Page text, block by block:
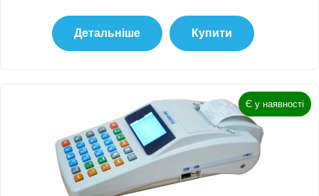
Детальніше Купити
Є у наявності